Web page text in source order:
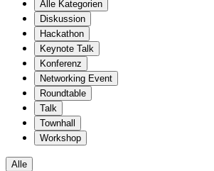
Alle Kategorien
Diskussion
Hackathon
Keynote Talk
Konferenz
Networking Event
Roundtable
Talk
Townhall
Workshop
Alle